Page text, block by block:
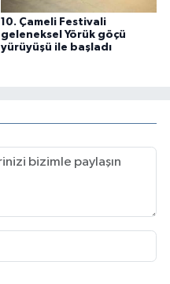
10. Çameli Festivali
geleneksel Yörük göçü
yürüyüşü ile başladı